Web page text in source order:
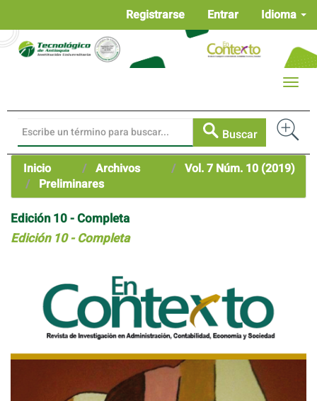
Contenido
principal
Idioma
Registrarse Entrar
Buscar
Toggle
Inicio Archivos
Vol. 7 Núm. 10 (2019)
Preliminares
Edición 10 - Completa
Edición 10 - Completa
lateral
artículo